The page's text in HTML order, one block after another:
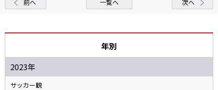
前へ 一覧へ 次へ
年別
2023年
サッカー観